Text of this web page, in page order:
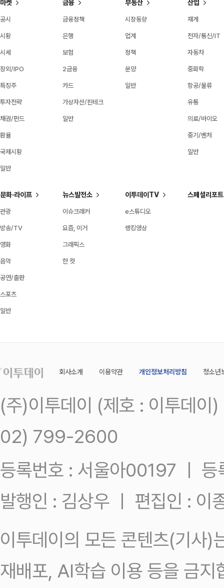
마켓
공시
시황
시세
장외/IPO
특징주
투자전략
채권/펀드
환율
국제시황
일반
금융
금융정책
은행
보험
2금융
카드
가상자산/핀테크
일반
부동산
시장동향
업계
정책
분양
일반
산업
재계
전자/통신/IT
자동차
중화학
항공/물류
유통
의료/바이오
중기/벤처
일반
문화·라이프
관광
방송/TV
영화
음악
공연/출판
스포츠
일반
뉴스발전소
이슈크래커
요즘, 이거
그래픽스
한 컷
이투데이TV
e스튜디오
랭킹영상
스페셜리포트
회사소개 이용약관 개인정보처리방침 청소년
(주)이투데이 (제호 : 이투데
02) 799-2600
등록번호 : 서울아00197 ㅣ
발행인 : 김상우 ㅣ 편집인 : 이
이투데이의 모든 콘텐츠(기사)
재배포, AI학습 이용 등을 금지